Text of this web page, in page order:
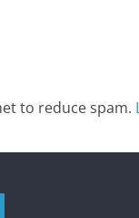
to reduce spam.